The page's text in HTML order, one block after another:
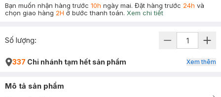
Bạn muốn nhận hàng trước 10h ngày mai. Đặt hàng trước 24h và
chọn giao hàng 2H ở bước thanh toán. Xem chi tiết
Số lượng:
337 Chi nhánh tạm hết sản phẩm Xem thêm
Mô tả sản phẩm